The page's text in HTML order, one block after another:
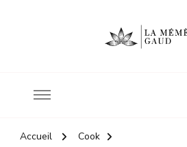
Accueil
Cook